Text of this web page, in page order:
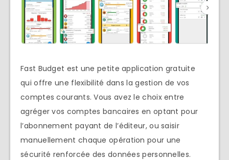
Fast Budget est une petite application gratuite
qui offre une flexibilité dans la gestion de vos
comptes courants. Vous avez le choix entre
agréger vos comptes bancaires en optant pour
l’abonnement payant de l’éditeur, ou saisir
manuellement chaque opération pour une
sécurité renforcée des données personnelles.